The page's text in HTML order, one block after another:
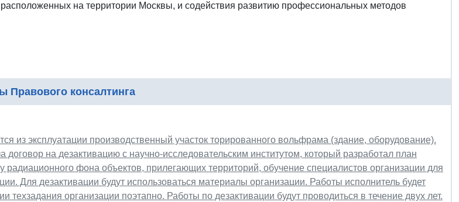
расположенных на территории Москвы, и содействия развитию профессиональных методов
Правового консалтинга
из эксплуатации производственный участок торированного вольфрама (здание, оборудование).
договор на дезактивацию с научно-исследовательским институтом, который разработал план
радиационного фона объектов, прилегающих территорий, обучение специалистов организации для
Для дезактивации будут использоваться материалы организации. Работы исполнитель будет
техзадания организации поэтапно. Работы по дезактивации будут проводиться в течение двух лет.